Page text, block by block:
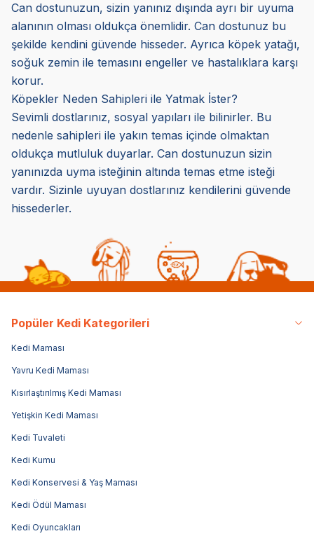
Can dostunuzun, sizin yanınız dışında ayrı bir uyuma
alanının olması oldukça önemlidir. Can dostunuz bu
şekilde kendini güvende hisseder. Ayrıca köpek yatağı,
soğuk zemin ile temasını engeller ve hastalıklara karşı
korur.
Köpekler Neden Sahipleri ile Yatmak İster?
Sevimli dostlarınız, sosyal yapıları ile bilinirler. Bu
nedenle sahipleri ile yakın temas içinde olmaktan
oldukça mutluluk duyarlar. Can dostunuzun sizin
yanınızda uyma isteğinin altında temas etme isteği
vardır. Sizinle uyuyan dostlarınız kendilerini güvende
hissederler.
Popüler Kedi Kategorileri
Kedi Maması
Yavru Kedi Maması
Kısırlaştırılmış Kedi Maması
Yetişkin Kedi Maması
Kedi Tuvaleti
Kedi Kumu
Kedi Konservesi & Yaş Maması
Kedi Ödül Maması
Kedi Oyuncakları